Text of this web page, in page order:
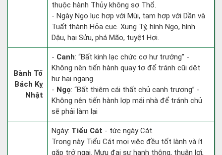
thuộc hành Thủy không sợ Thổ.
- Ngày Ngọ lục hợp với Mùi, tam hợp với Dần và
Tuất thành Hỏa cục. Xung Tý, hình Ngọ, hình
Dậu, hại Sửu, phá Mão, tuyệt Hợi.
Bành Tổ
Bách Kỵ
Nhật
- Canh: “Bất kinh lạc chức cơ hư trướng” -
Không nên tiến hành quay tơ để tránh cũi dệt
hư hại ngang
- Ngọ: “Bất thiêm cái thất chủ canh trương” -
Không nên tiến hành lợp mái nhà để tránh chủ
sẽ phải làm lại
Ngày: Tiểu Cát - tức ngày Cát.
Trong này Tiểu Cát mọi việc đều tốt lành và ít
gặp trở ngại. Mưu đại sự hanh thông, thuận lợi,